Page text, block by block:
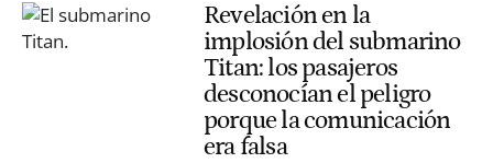
Revelación en la
implosión del submarino
Titan: los pasajeros
desconocían el peligro
porque la comunicación
era falsa